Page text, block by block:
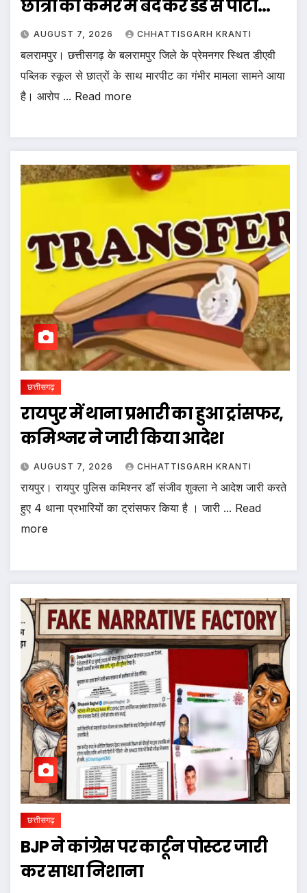
छात्रों को कमरे में बंद कर डंडे से पीटा…
AUGUST 7, 2026 CHHATTISGARH KRANTI
बलरामपुर। छत्तीसगढ़ के बलरामपुर जिले के प्रेमनगर स्थित डीएवी
पब्लिक स्कूल से छात्रों के साथ मारपीट का गंभीर मामला सामने आया
है। आरोप ... Read more
छत्तीसगढ़
रायपुर में थाना प्रभारी का हुआ ट्रांसफर,
कमिश्नर ने जारी किया आदेश
AUGUST 7, 2026 CHHATTISGARH KRANTI
रायपुर। रायपुर पुलिस कमिश्नर डॉ संजीव शुक्ला ने आदेश जारी करते
हुए 4 थाना प्रभारियों का ट्रांसफर किया है । जारी ... Read
more
छत्तीसगढ़
BJP ने कांग्रेस पर कार्टून पोस्टर जारी
कर साधा निशाना